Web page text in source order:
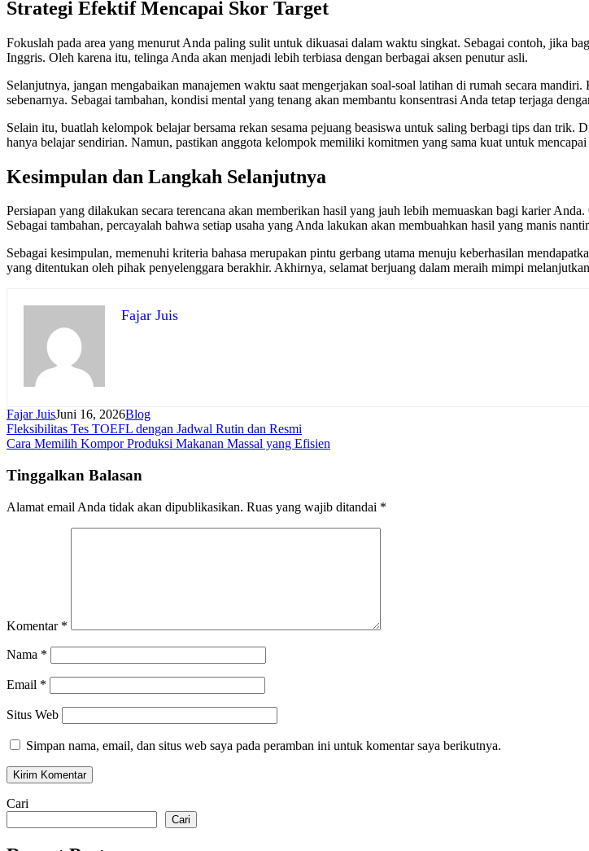
Strategi Efektif Mencapai Skor Target
Fokuslah pada area yang menurut Anda paling sulit untuk dikuasai dalam waktu singkat. Sebagai contoh, jika
Inggris. Oleh karena itu, telinga Anda akan menjadi lebih terbiasa dengan berbagai aksen penutur asli.
Selanjutnya, jangan mengabaikan manajemen waktu saat mengerjakan soal-soal latihan di rumah secara
sebenarnya. Sebagai tambahan, kondisi mental yang tenang akan membantu konsentrasi Anda tetap terjaga
Selain itu, buatlah kelompok belajar bersama rekan sesama pejuang beasiswa untuk saling berbagi tips dan
hanya belajar sendirian. Namun, pastikan anggota kelompok memiliki komitmen yang sama kuat untuk mencapai
Kesimpulan dan Langkah Selanjutnya
Persiapan yang dilakukan secara terencana akan memberikan hasil yang jauh lebih memuaskan bagi karier
Sebagai tambahan, percayalah bahwa setiap usaha yang Anda lakukan akan membuahkan hasil yang manis
Sebagai kesimpulan, memenuhi kriteria bahasa merupakan pintu gerbang utama menuju keberhasilan
yang ditentukan oleh pihak penyelenggara berakhir. Akhirnya, selamat berjuang dalam meraih mimpi
Fajar Juis
Fajar JuisJuni 16, 2026Blog
Navigasi
pos
Fleksibilitas Tes TOEFL dengan Jadwal Rutin dan Resmi
Cara Memilih Kompor Produksi Makanan Massal yang Efisien
Tinggalkan Balasan
Alamat email Anda tidak akan dipublikasikan. Ruas yang wajib ditandai *
Komentar *
Nama *
Email *
Situs Web
Simpan nama, email, dan situs web saya pada peramban ini untuk komentar saya berikutnya.
Cari
Cari